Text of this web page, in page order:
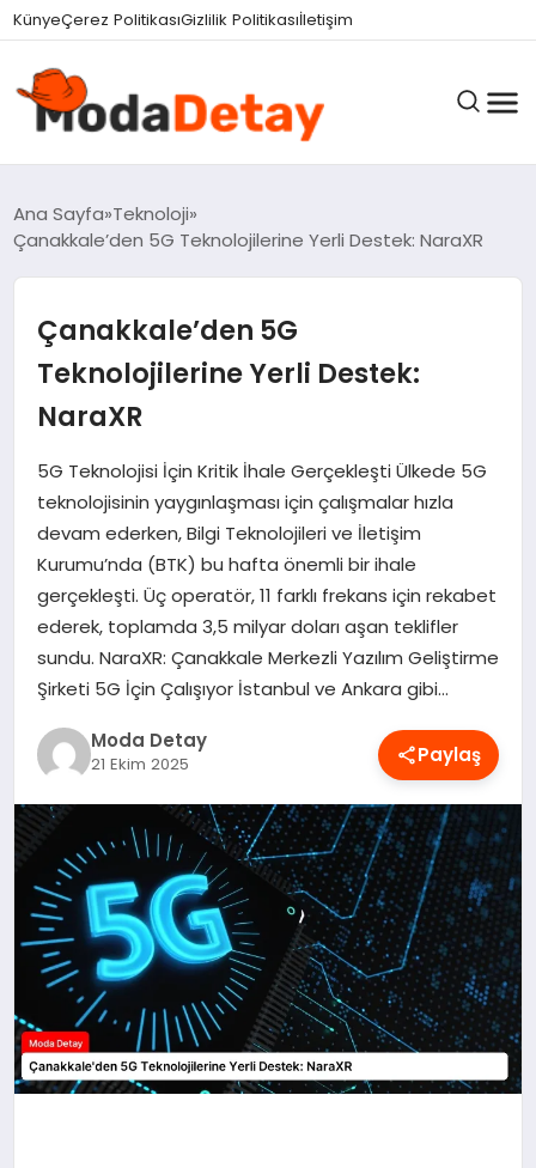
KünyeÇerez PolitikasıGizlilik Politikasıİletişim
GÜNDEM
EĞITIM
EKONOMI
MAGAZIN
SAĞLIK
SPOR
TEKNOLOJI
YAŞAM
Ana Sayfa Teknoloji
Çanakkale’den 5G Teknolojilerine Yerli Destek: NaraXR
Çanakkale’den 5G
Teknolojilerine Yerli Destek:
NaraXR
5G Teknolojisi İçin Kritik İhale Gerçekleşti Ülkede 5G
teknolojisinin yaygınlaşması için çalışmalar hızla
devam ederken, Bilgi Teknolojileri ve İletişim
Kurumu’nda (BTK) bu hafta önemli bir ihale
gerçekleşti. Üç operatör, 11 farklı frekans için rekabet
ederek, toplamda 3,5 milyar doları aşan teklifler
sundu. NaraXR: Çanakkale Merkezli Yazılım Geliştirme
Şirketi 5G İçin Çalışıyor İstanbul ve Ankara gibi…
Moda Detay
21 Ekim 2025 Paylaş